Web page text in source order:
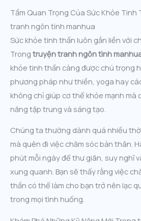
Tầm Quan Trọng Của Sức Khỏe
tranh ngôn tình manhua
Sức khỏe tinh thần luôn gắn liền với
Trong truyện tranh ngôn tình
khỏe tinh thần càng được chú trọng
phương pháp như thiền, yoga hay
không chỉ giúp cơ thể khỏe mạnh mà
năng tập trung và sáng tạo.
Chúng ta thường dành quá nhiều
mà quên đi việc chăm sóc bản thân.
phút mỗi ngày để thư giãn, suy nghĩ
xung quanh. Bạn sẽ thấy rằng việc
thần có thể làm cho bạn trở nên lạc
trong mọi tình huống.